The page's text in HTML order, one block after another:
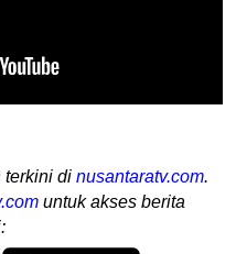
terkini di nusantaratv.com.
untuk akses berita